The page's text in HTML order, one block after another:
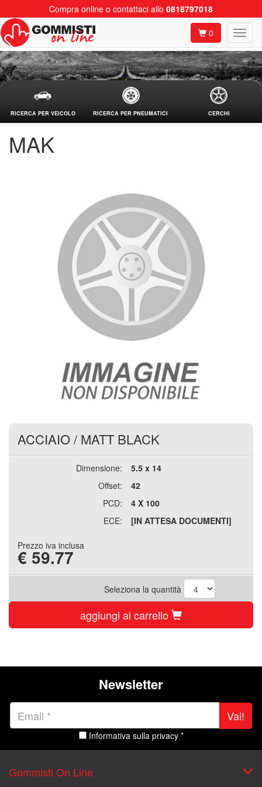
Compra online o contattaci allo 0818797018
0
RICERCA PER VEICOLO RICERCA PER PNEUMATICI CERCHI
MAK
ACCIAIO/ MATT BLACK
Dimensione:
5.5 x 14
Offset:
42
PCD:
4 X 100
ECE:
[IN ATTESA DOCUMENTI]
Prezzo iva inclusa
€ 59.77
Seleziona la quantità
aggiungi al carrello
Newsletter
Vai!
Informativa sulla privacy *
Gommisti On Line